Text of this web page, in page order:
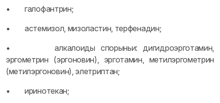
• галофантрин;
• астемизол, мизоластин, терфенадин;
• алкалоиды спорыньи: дигидроэрготамин,
эргометрин (эргоновин), эрготамин, метилэргометрин
(метилэргоновин), элетриптан;
• иринотекан;